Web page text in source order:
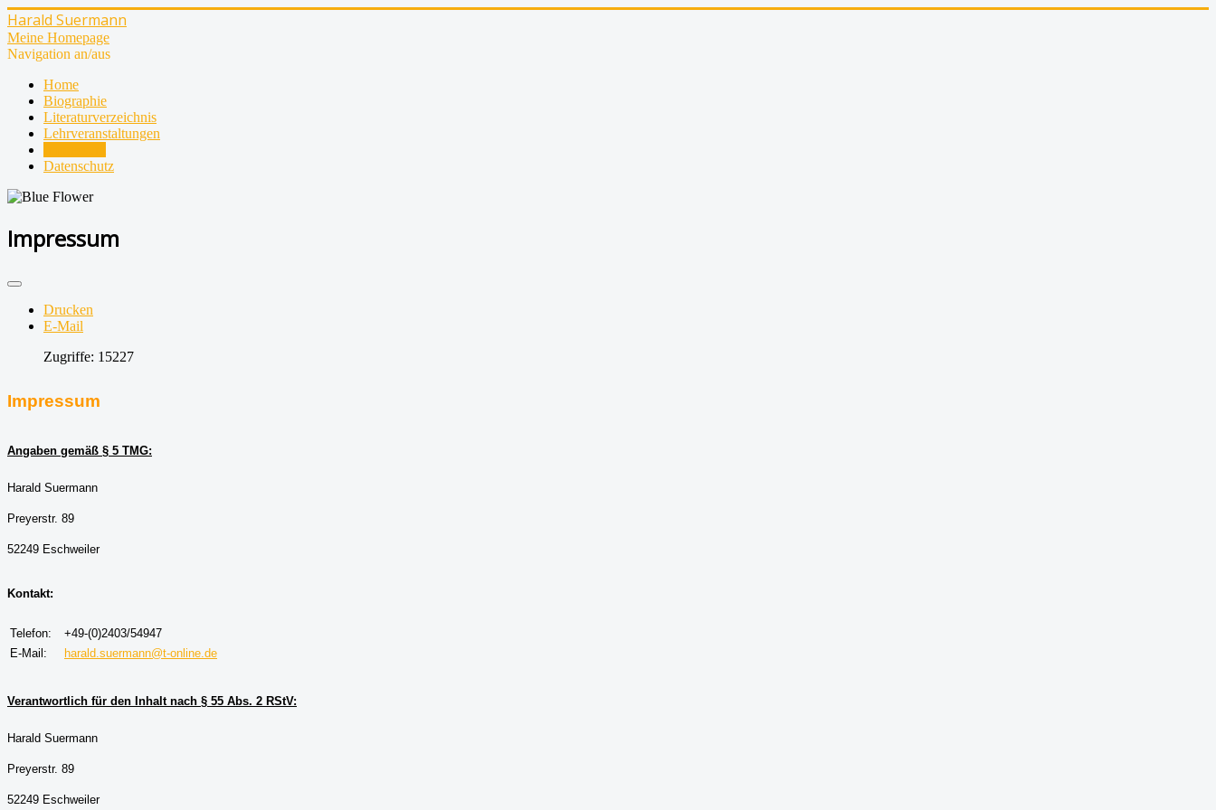
Harald Suermann
Meine Homepage
Navigation an/aus
Home
Biographie
Literaturverzeichnis
Lehrveranstaltungen
Datenschutz
Impressum
Drucken
E-Mail
Zugriffe: 15227
Impressum
Angaben gemäß § 5 TMG:
Harald Suermann
Preyerstr. 89
52249 Eschweiler
Kontakt:
Telefon:
+49-(0)2403/54947
E-Mail:
harald.suermann@t-online.de
Verantwortlich für den Inhalt nach § 55 Abs. 2 RStV:
Harald Suermann
Preyerstr. 89
52249 Eschweiler